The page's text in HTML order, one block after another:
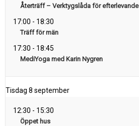
Återträff – Verktygslåda för efterlevande
17:00 - 18:30
Träff för män
17:30 - 18:45
MediYoga med Karin Nygren
Tisdag 8 september
12:30 - 15:30
Öppet hus